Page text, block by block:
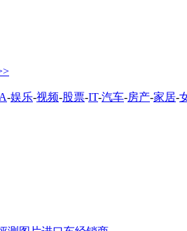
-娱乐-视频-股票-IT-汽车-房产-家居-